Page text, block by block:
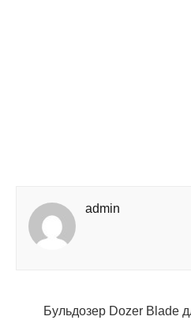
admin
Бульдозер Dozer Blade